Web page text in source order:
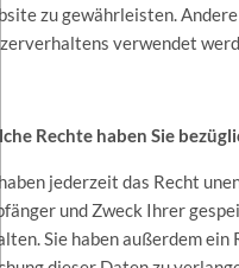
zu gewährleisten.
verwendet
Rechte haben Sie
jederzeit das Recht
und Zweck Ihrer
Sie haben außerdem